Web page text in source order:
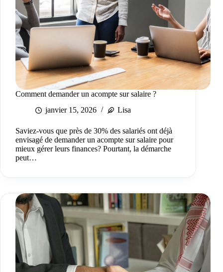
Comment demander un acompte sur salaire ?
janvier 15, 2026
Lisa
Saviez-vous que près de 30% des salariés ont déjà
envisagé de demander un acompte sur salaire pour
mieux gérer leurs finances? Pourtant, la démarche
peut…